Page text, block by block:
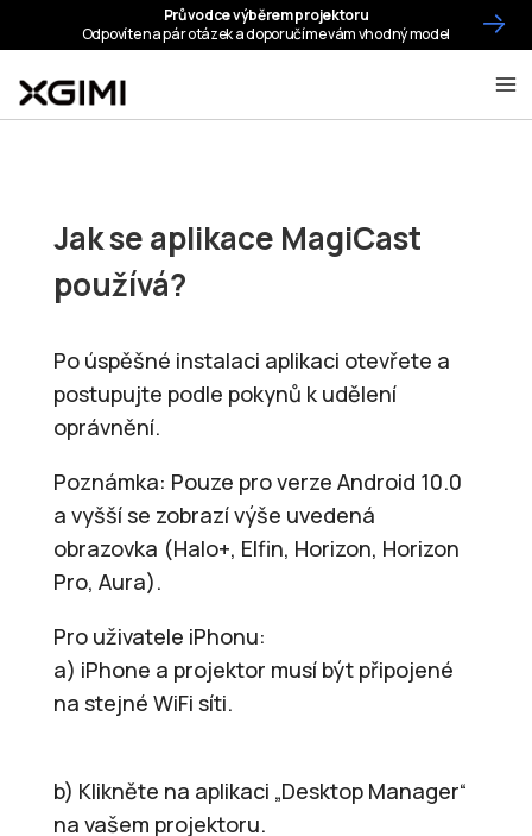
Jak se aplikace MagiCast
používá?
Po úspěšné instalaci aplikaci otevřete a
postupujte podle pokynů k udělení
oprávnění.
Poznámka: Pouze pro verze Android 10.0
a vyšší se zobrazí výše uvedená
obrazovka (Halo+, Elfin, Horizon, Horizon
Pro, Aura).
Pro uživatele iPhonu:
a) iPhone a projektor musí být připojené
na stejné WiFi síti.
b) Klikněte na aplikaci „Desktop Manager“
na vašem projektoru.